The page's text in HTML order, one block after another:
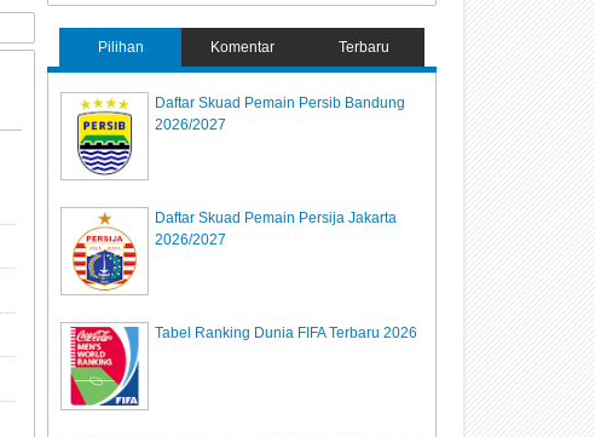
Pilihan Komentar Terbaru
Daftar Skuad Pemain Persib Bandung
2026/2027
Daftar Skuad Pemain Persija Jakarta
2026/2027
Tabel Ranking Dunia FIFA Terbaru 2026